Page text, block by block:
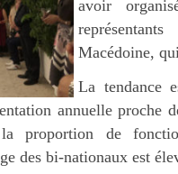
avoir
Macédoine,
La tendance
annuelle proche
proportion de
des bi-nationaux est